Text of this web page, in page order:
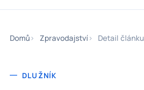
Domů Zpravodajství Detail článku
DLUŽNÍK